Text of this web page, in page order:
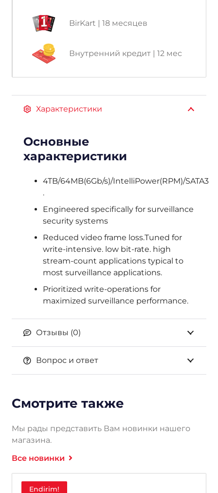
BirKart | 18 месяцев
Внутренний кредит | 12 мес
Характеристики
Основные
характеристики
4TB/64MB(6Gb/s)/IntelliPower(RPM)/SATA3
.
Engineered specifically for surveillance
security systems
Reduced video frame loss.Tuned for
write-intensive. low bit-rate. high
stream-count applications typical to
most surveillance applications.
Prioritized write-operations for
maximized surveillance performance.
Отзывы (0)
Вопрос и ответ
Смотрите также
Мы рады представить Вам новинки нашего
магазина.
Все новинки
Endirim!